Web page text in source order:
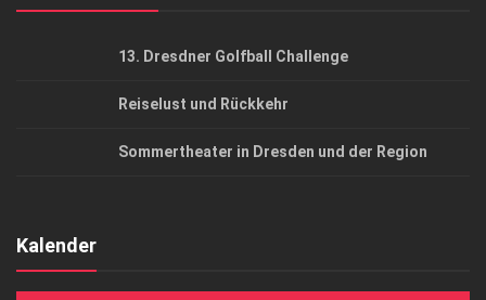
13. Dresdner Golfball Challenge
Reiselust und Rückkehr
Sommertheater in Dresden und der Region
Kalender